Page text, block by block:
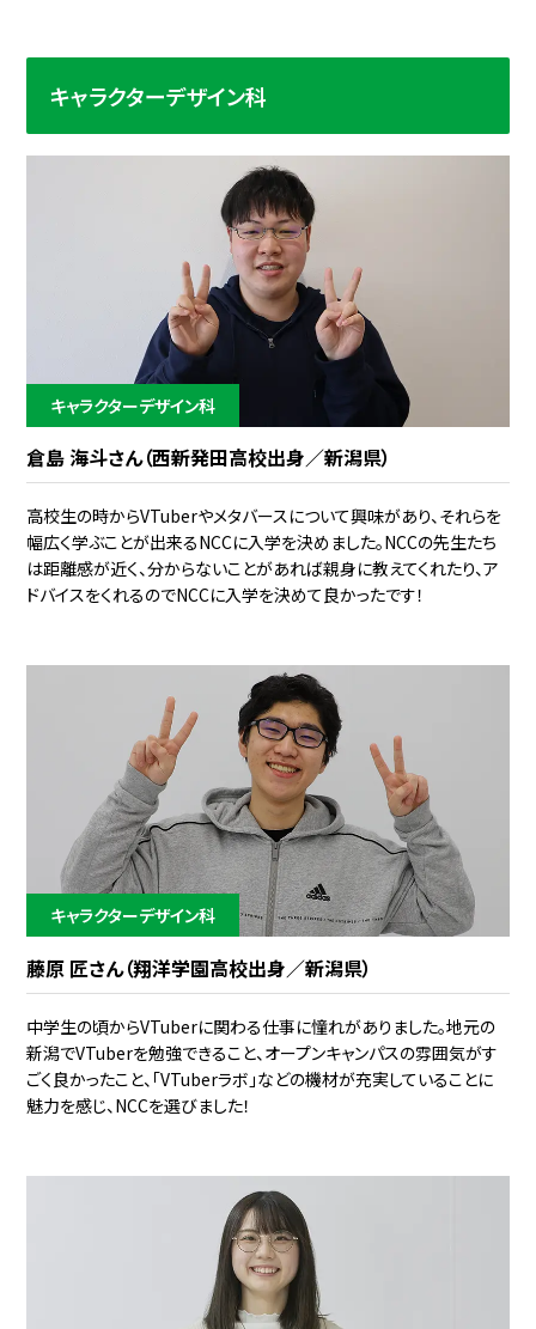
キャラクターデザイン科
キャラクターデザイン科
倉島 海斗さん（西新発田高校出身／新潟県）
高校生の時からVTuberやメタバースについて興味があり、それらを
幅広く学ぶことが出来るNCCに入学を決めました。NCCの先生たち
は距離感が近く、分からないことがあれば親身に教えてくれたり、ア
ドバイスをくれるのでNCCに入学を決めて良かったです！
キャラクターデザイン科
藤原 匠さん（翔洋学園高校出身／新潟県）
中学生の頃からVTuberに関わる仕事に憧れがありました。地元の
新潟でVTuberを勉強できること、オープンキャンパスの雰囲気がす
ごく良かったこと、「VTuberラボ」などの機材が充実していることに
魅力を感じ、NCCを選びました！